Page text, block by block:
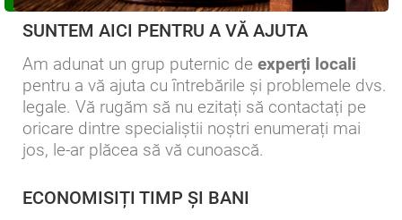
SUNTEM AICI PENTRU A VĂ AJUTA
Am adunat un grup puternic de experți locali
pentru a vă ajuta cu întrebările și problemele dvs.
legale. Vă rugăm să nu ezitați să contactați pe
oricare dintre specialiștii noștri enumerați mai
jos, le-ar plăcea să vă cunoască.
ECONOMISIȚI TIMP ȘI BANI